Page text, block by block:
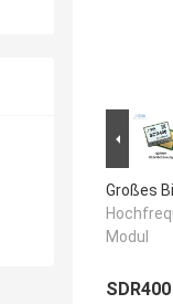
Großes
Modul